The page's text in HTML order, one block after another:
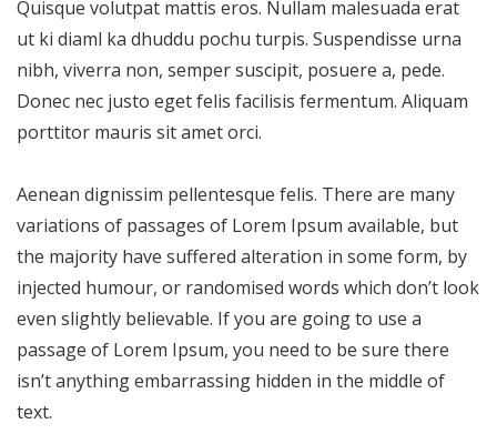
Quisque volutpat mattis eros. Nullam malesuada erat
ut ki diaml ka dhuddu pochu turpis. Suspendisse urna
nibh, viverra non, semper suscipit, posuere a, pede.
Donec nec justo eget felis facilisis fermentum. Aliquam
porttitor mauris sit amet orci.
Aenean dignissim pellentesque felis. There are many
variations of passages of Lorem Ipsum available, but
the majority have suffered alteration in some form, by
injected humour, or randomised words which don’t look
even slightly believable. If you are going to use a
passage of Lorem Ipsum, you need to be sure there
isn’t anything embarrassing hidden in the middle of
text.